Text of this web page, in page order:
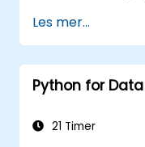
datasett.
Konvertere
Integrasjon
Les mer...
Python for
21 Timer